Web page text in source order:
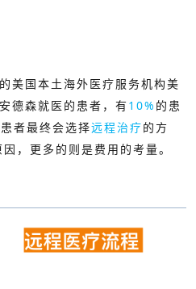
美国本土海外医疗服务机构美
德森就医的患者，有10% 的患
者最终会选择远程治疗的方
，更多的则是费用的考量。